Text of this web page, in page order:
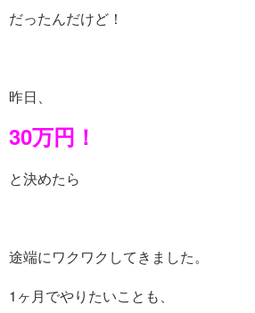
だったんだけど！
昨日、
30万円！
と決めたら
途端にワクワクしてきました。
1ヶ月でやりたいことも、